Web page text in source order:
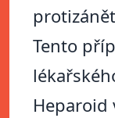
Tento
Heparoid